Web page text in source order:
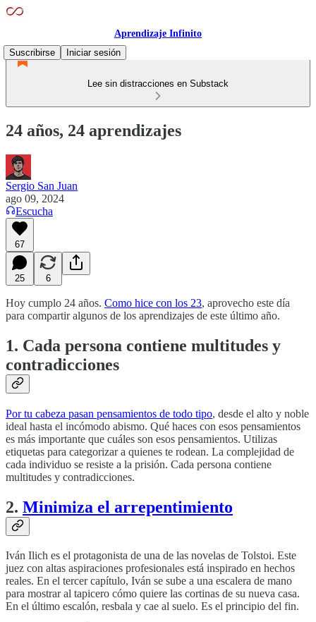
Aprendizaje Infinito
Suscribirse
Iniciar sesión
Lee sin distracciones en Substack
24 años, 24 aprendizajes
Sergio San Juan
ago 09, 2024
Escucha
67
25 6
Hoy cumplo 24 años. Como hice con los 23, aprovecho este día
para compartir algunos de los aprendizajes de este último año.
1. Cada persona contiene multitudes y
contradicciones
Por tu cabeza pasan pensamientos de todo tipo, desde el alto y noble
ideal hasta el incómodo abismo. Qué haces con esos pensamientos
es más importante que cuáles son esos pensamientos. Utilizas
etiquetas para categorizar a quienes te rodean. La complejidad de
cada individuo se resiste a la prisión. Cada persona contiene
multitudes y contradicciones.
2. Minimiza el arrepentimiento
Iván Ilich es el protagonista de una de las novelas de Tolstoi. Este
juez con altas aspiraciones profesionales está inspirado en hechos
reales. En el tercer capítulo, Iván se sube a una escalera de mano
para mostrar al tapicero cómo quiere las cortinas de su nueva casa.
En el último escalón, resbala y cae al suelo. Es el principio del fin.